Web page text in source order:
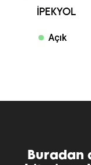
İPEKYOL
Açık
Buradan